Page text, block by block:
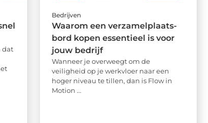
dat
Bedrijven
Waarom een verzamelplaats-
bord kopen essentieel is voor
jouw bedrijf
Wanneer je overweegt om de
veiligheid op je werkvloer naar een
hoger niveau te tillen, dan is Flow in
Motion ...